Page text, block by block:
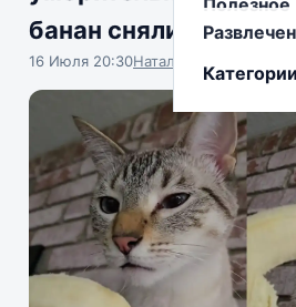
Полезное
банан сняли на видео
16 Июля 20:30Наталья Герасимова